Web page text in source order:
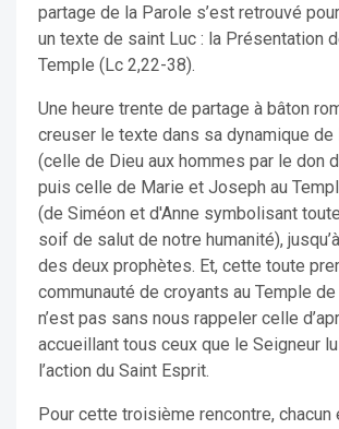
partage de la Parole s’est retrouvé
un texte de saint Luc : la Présentation
Temple (Lc 2,22-38).
Une heure trente de partage à bâton
creuser le texte dans sa dynamique de
(celle de Dieu aux hommes par le don
puis celle de Marie et Joseph au
(de Siméon et d'Anne symbolisant
soif de salut de notre humanité),
des deux prophètes. Et, cette toute
communauté de croyants au Temple
n’est pas sans nous rappeler celle
accueillant tous ceux que le Seigneur
l’action du Saint Esprit.
Pour cette troisième rencontre, chacun